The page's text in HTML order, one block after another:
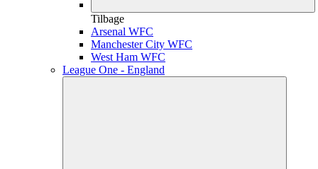
Tilbage
Arsenal WFC
Manchester City WFC
West Ham WFC
League One - England